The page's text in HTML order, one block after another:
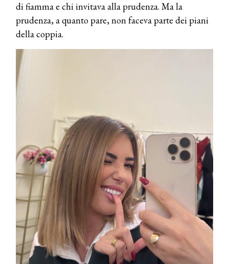
di fiamma e chi invitava alla prudenza. Ma la
prudenza, a quanto pare, non faceva parte dei piani
della coppia.